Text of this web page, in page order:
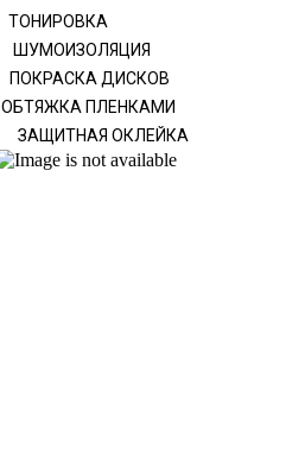
ТОНИРОВКА
ШУМОИЗОЛЯЦИЯ
ПОКРАСКА ДИСКОВ
ОБТЯЖКА ПЛЕНКАМИ
ЗАЩИТНАЯ ОКЛЕЙКА